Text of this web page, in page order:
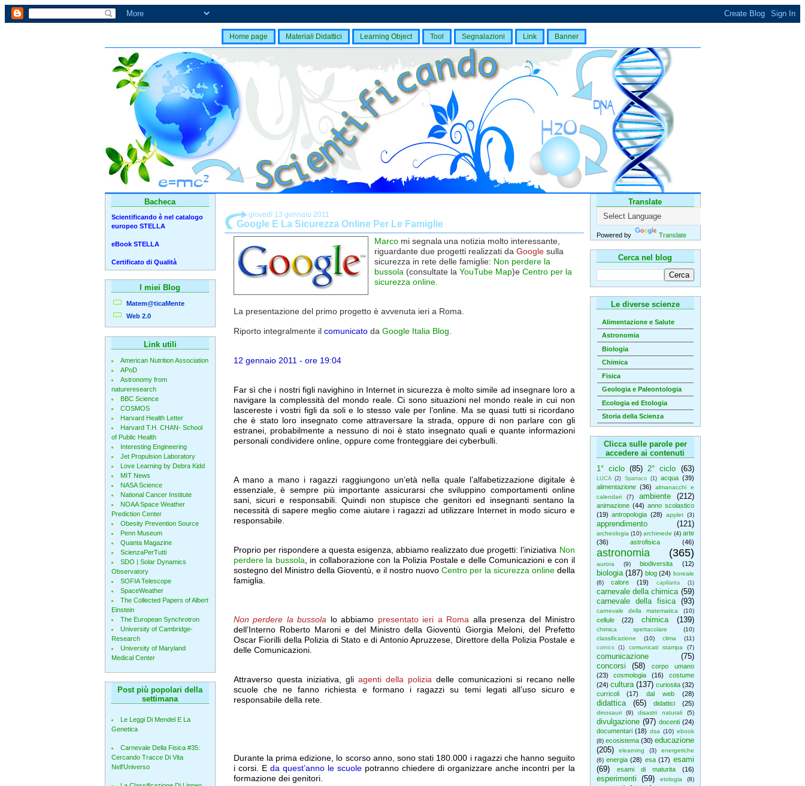
Home page Materiali Didattici Learning Object Tool Segnalazioni Link Banner
Translate
Powered by Translate
Cerca nel blog
Le diverse scienze
Alimentazione e Salute
Astronomia
Biologia
Chimica
Fisica
Geologia e Paleontologia
Ecologia ed Etologia
Storia della Scienza
Clicca sulle parole per
accedere ai contenuti
1° ciclo (85) 2° ciclo (63)
LUCA (2) Spartaco (1) acqua (39)
alimentazione (36)
almanacchi e
calendari
(7) ambiente (212)
animazione (44) anno scolastico
(19) antropologia (28) applet (3)
apprendimento (121)
archeologia (10) archimede (4) arte
(36)
astrofisica (46)
astronomia (365)
aurora (9) biodiversita (12)
biologia (187) blog (24) boreale
(6)
calore (19) capillarita (1)
carnevale della chimica (59)
carnevale della fisica
(93)
carnevale della matematica (10)
cellule (22) chimica (139)
chimica spettacolare
(10)
classificazione
(10) clima (11)
comics (1) comunicati stampa (7)
comunicazione
(75)
concorsi
(58)
corpo umano
(23)
cosmologia (16)
costume
(24) cultura (137) curiosita (32)
curricoli
(17) dal web (28)
didattica (65) didattici (25)
dinosauri (9) disastri naturali (5)
divulgazione (97) docenti (24)
documentari (18) dsa (10) ebook
(8) ecosistema (30) educazione
(205)
elearning (3)
energetiche
(6) energia (28) esa (17) esami
(69)
esami di maturita (16)
esperimenti (59) etologia (8)
giovedì 13 gennaio 2011
Google E La Sicurezza Online Per Le Famiglie
Marcomi segnala una notizia molto interessante,
riguardante due progetti realizzati da Googlesulla
sicurezza in rete delle famiglie: Non perdere la
bussola (consultate la YouTube Map)e Centro per la
sicurezza online.
La presentazione del primo progetto è avvenuta ieri a Roma.
Riporto integralmente il comunicatoda Google Italia Blog
12 gennaio 2011 - ore 19:04
Far sì che i nostri figli navighino in Internet in sicurezza è molto simile ad insegnare loro a
navigare la complessità del mondo reale. Ci sono situazioni nel mondo reale in cui non
lascereste i vostri figli da soli e lo stesso vale per l’online. Ma se quasi tutti si ricordano
che è stato loro insegnato come attraversare la strada, oppure di non parlare con gli
estranei, probabilmente a nessuno di noi è stato insegnato quali e quante informazioni
personali condividere online, oppure come fronteggiare dei cyberbulli.
A mano a mano i ragazzi raggiungono un’età nella quale l’alfabetizzazione digitale è
essenziale, è sempre più importante assicurarsi che sviluppino comportamenti online
sani, sicuri e responsabili. Quindi non stupisce che genitori ed insegnanti sentano la
necessità di sapere meglio come aiutare i ragazzi ad utilizzare Internet in modo sicuro e
responsabile.
Proprio per rispondere a questa esigenza, abbiamo realizzato due progetti: l’iniziativa Non
perdere la bussola , in collaborazione con la Polizia Postale e delle Comunicazioni e con il
sostegno del Ministro della Gioventù, e il nostro nuovo Centro per la sicurezza onlinedella
famiglia.
Non perdere la bussola lo abbiamo presentato ieri a Roma alla presenza del Ministro
dell’Interno Roberto Maroni e del Ministro della Gioventù Giorgia Meloni, del Prefetto
Oscar Fiorilli della Polizia di Stato e di Antonio Apruzzese, Direttore della Polizia Postale e
delle Comunicazioni.
Attraverso questa iniziativa, gli agenti della polizia delle comunicazioni si recano nelle
scuole che ne fanno richiesta e formano i ragazzi su temi legati all’uso sicuro e
responsabile della rete.
Durante la prima edizione, lo scorso anno, sono stati 180.000 i ragazzi che hanno seguito
i corsi. E da quest’anno le scuolepotranno chiedere di organizzare anche incontri per la
formazione dei genitori.
Bacheca
Scientificando è nel catalogo
europeo STELLA
eBook STELLA
Certificato di Qualità
I miei Blog
Matem@ticaMente
Web 2.0
Link utili
American Nutrition Association
APoD
Astronomy from
natureresearch
BBC Science
COSMOS
Harvard Health Letter
Harvard T.H. CHAN- School
of Public Health
Interesting Engineering
Jet Propulsion Laboratory
Love Learning by Debra Kidd
MIT News
NASA Science
National Cancer Institute
NOAA Space Weather
Prediction Center
Obesity Prevention Source
Penn Museum
Quanta Magazine
ScienzaPerTutti
SDO | Solar Dynamics
Observatory
SOFIA Telescope
SpaceWeather
The Collected Papers of Albert
Einstein
The European Synchrotron
University of Cambridge-
Research
University of Maryland
Medical Center
Post più popolari della
settimana
Le Leggi Di Mendel E La
Genetica
Carnevale Della Fisica #35:
Cercando Tracce Di Vita
Nell'Universo